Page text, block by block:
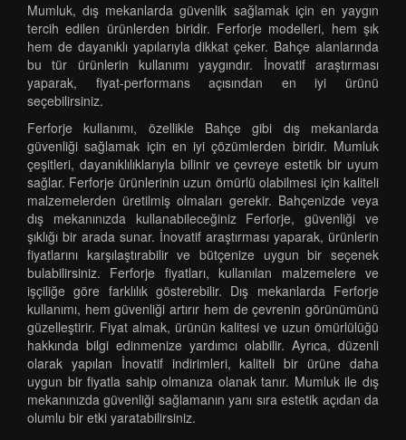
Mumluk, dış mekanlarda güvenlik sağlamak için en yaygın
tercih edilen ürünlerden biridir. Ferforje modelleri, hem şık
hem de dayanıklı yapılarıyla dikkat çeker. Bahçe alanlarında
bu tür ürünlerin kullanımı yaygındır. İnovatif araştırması
yaparak, fiyat-performans açısından en iyi ürünü
seçebilirsiniz.
Ferforje kullanımı, özellikle Bahçe gibi dış mekanlarda
güvenliği sağlamak için en iyi çözümlerden biridir. Mumluk
çeşitleri, dayanıklılıklarıyla bilinir ve çevreye estetik bir uyum
sağlar. Ferforje ürünlerinin uzun ömürlü olabilmesi için kaliteli
malzemelerden üretilmiş olmaları gerekir. Bahçenizde veya
dış mekanınızda kullanabileceğiniz Ferforje, güvenliği ve
şıklığı bir arada sunar. İnovatif araştırması yaparak, ürünlerin
fiyatlarını karşılaştırabilir ve bütçenize uygun bir seçenek
bulabilirsiniz. Ferforje fiyatları, kullanılan malzemelere ve
işçiliğe göre farklılık gösterebilir. Dış mekanlarda Ferforje
kullanımı, hem güvenliği artırır hem de çevrenin görünümünü
güzelleştirir. Fiyat almak, ürünün kalitesi ve uzun ömürlülüğü
hakkında bilgi edinmenize yardımcı olabilir. Ayrıca, düzenli
olarak yapılan İnovatif indirimleri, kaliteli bir ürüne daha
uygun bir fiyatla sahip olmanıza olanak tanır. Mumluk ile dış
mekanınızda güvenliği sağlamanın yanı sıra estetik açıdan da
olumlu bir etki yaratabilirsiniz.